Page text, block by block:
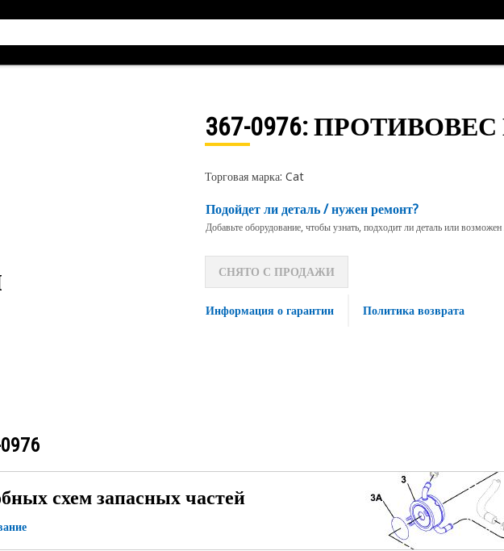
367-0976:
Торговая марка: Cat
Подойдет ли деталь / нужен ремонт?
Добавьте оборудование, чтобы узнать, подходит ли деталь или
СНЯТО С ПРОДАЖИ
Информация о гарантии Политика возврата
схем запасных частей